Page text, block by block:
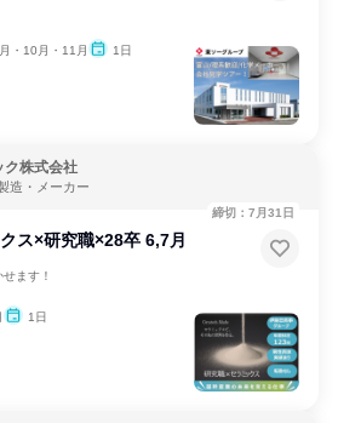
・10月・11月 1日
ク株式会社
造・メーカー
ス×研究職×28卒 6,7月
ます！
1日
締切：7月31日